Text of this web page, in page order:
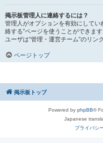
掲示板管理人に連絡するには？
管理人がオプションを有効にしてい
絡する”ページを使うことができます
ユーザは“管理・運営チーム”のリン
ページトップ
掲示板トップ
Powered by phpBB®
Japanese
プライバシ